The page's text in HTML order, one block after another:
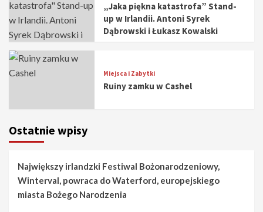
„Jaka piękna katastrofa” Stand-
up w Irlandii. Antoni Syrek
Dąbrowski i Łukasz Kowalski
Miejsca i Zabytki
Ruiny zamku w Cashel
Ostatnie wpisy
Największy irlandzki Festiwal Bożonarodzeniowy,
Winterval, powraca do Waterford, europejskiego
miasta Bożego Narodzenia